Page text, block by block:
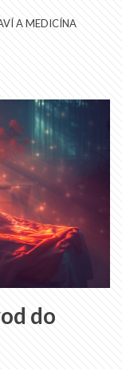
A MEDICÍNA
do